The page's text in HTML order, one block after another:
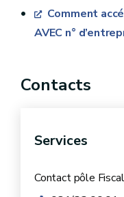
service full-
automatiques
Distributeur
Comment
AVEC n°
Contacts
Services
Contact pôle